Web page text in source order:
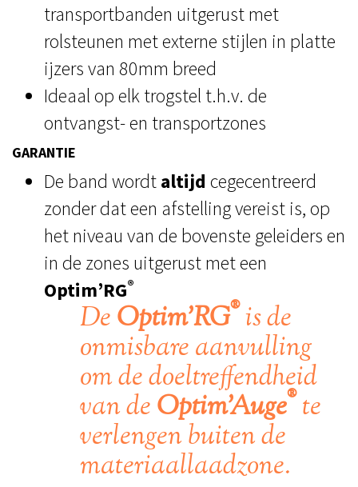
transportbanden uitgerust met
rolsteunen met externe stijlen in platte
ijzers van 80mm breed
Ideaal op elk trogstel t.h.v. de
ontvangst- en transportzones
GARANTIE
De band wordtaltijd cegecentreerd
zonder dat een afstelling vereist is, op
het niveau van de bovenste geleiders en
in de zones uitgerust met een
Optim’RG®
DeOptim’RG®is de
onmisbare aanvulling
om de doeltreffendheid
van deOptim’Auge®te
verlengen buiten de
materiaallaadzone.